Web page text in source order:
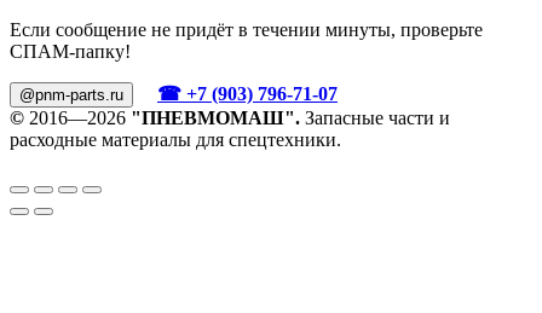
Если сообщение не придёт в течении минуты, проверьте
СПАМ-папку!
@pnm-parts.ru
☎ +7 (903) 796-71-07
© 2016—2026 "ПНЕВМОМАШ". Запасные части и
расходные материалы для спецтехники.